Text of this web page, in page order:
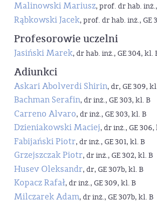
Malinowski Mariusz, prof. dr hab. inż.,
Rąbkowski Jacek, prof. dr hab. inż., GE
Profesorowie uczelni
Jasiński Marek, dr hab. inż., GE 304, kl.
Adiunkci
Askari Abolverdi Shirin, dr, GE 309,
Bachman Serafin, dr inż., GE 303, kl. B
Carreno Alvaro, dr inż., GE 303, kl. B
Dzieniakowski Maciej, dr inż., GE 306,
Fabijański Piotr, dr inż., GE 301, kl. B
Grzejszczak Piotr, dr inż., GE 302, kl. B
Husev Oleksandr, dr, GE 307b, kl. B
Kopacz Rafał, dr inż., GE 309, kl. B
Milczarek Adam, dr inż., GE 307b, kl. B